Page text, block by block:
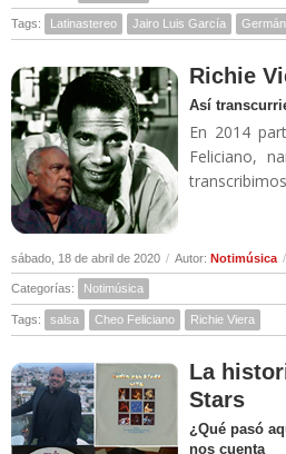
Tags: Latinastereo Jairo Luis García
Richie
Así
En 2014
Feliciano,
sábado, 18 de abril de 2020 / Autor: Notimúsica /
Categorías: Notimúsica
Tags: salsa Cheo Feliciano Richie Viera
La
Stars
¿Qué pasó
nos cuenta